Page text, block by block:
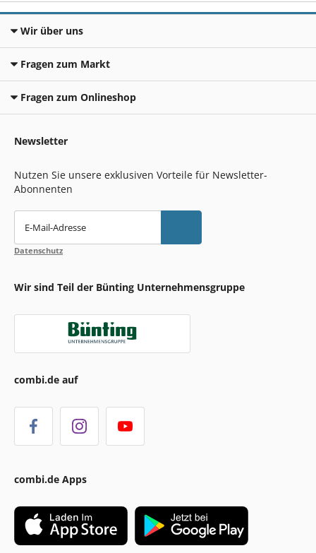
Wir über uns
Fragen zum Markt
Fragen zum Onlineshop
Newsletter
Nutzen Sie unsere exklusiven Vorteile für Newsletter-
Abonnenten
E-Mail-Adresse
Datenschutz
Wir sind Teil der Bünting Unternehmensgruppe
combi.de auf
combi.de Apps